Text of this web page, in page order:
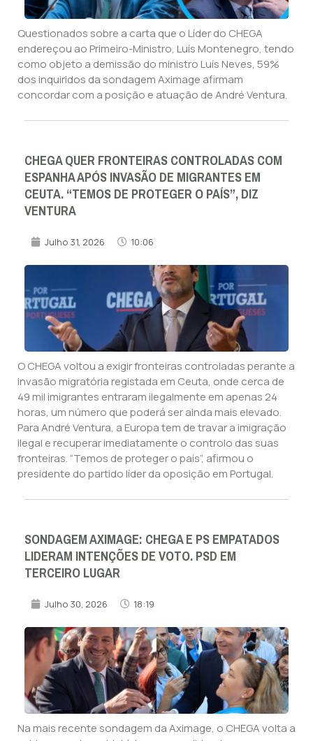
Questionados sobre a carta que o Líder do CHEGA
endereçou ao Primeiro-Ministro, Luís Montenegro, tendo
como objeto a demissão do ministro Luís Neves, 59%
dos inquiridos da sondagem Aximage afirmam
concordar com a posição e atuação de André Ventura.
CHEGA QUER FRONTEIRAS CONTROLADAS COM
ESPANHA APÓS INVASÃO DE MIGRANTES EM
CEUTA. “TEMOS DE PROTEGER O PAÍS”, DIZ
VENTURA
Julho 31, 2026 10:06
O CHEGA voltou a exigir fronteiras controladas perante a
invasão migratória registada em Ceuta, onde cerca de
49 mil imigrantes entraram ilegalmente em apenas 24
horas, um número que poderá ser ainda mais elevado.
Para André Ventura, a Europa tem de travar a imigração
ilegal e recuperar imediatamente o controlo das suas
fronteiras. “Temos de proteger o país”, afirmou o
presidente do partido líder da oposição em Portugal.
SONDAGEM AXIMAGE: CHEGA E PS EMPATADOS
LIDERAM INTENÇÕES DE VOTO. PSD EM
TERCEIRO LUGAR
Julho 30, 2026 18:19
Na mais recente sondagem da Aximage, o CHEGA volta a